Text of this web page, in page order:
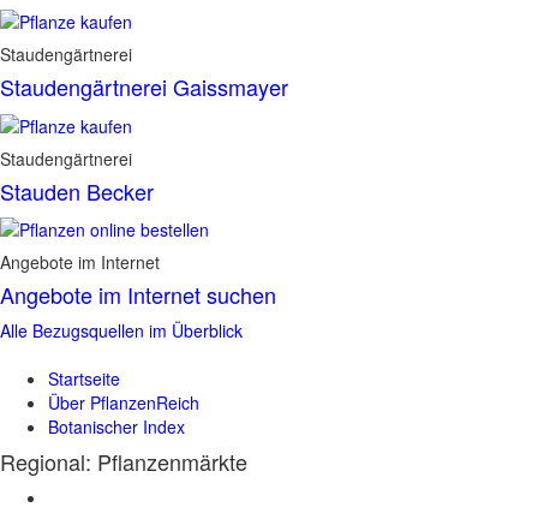
Staudengärtnerei
Staudengärtnerei Gaissmayer
Staudengärtnerei
Stauden Becker
Angebote im Internet
Angebote im Internet suchen
Alle Bezugsquellen im Überblick
Startseite
Über PflanzenReich
Botanischer Index
Regional: Pflanzenmärkte